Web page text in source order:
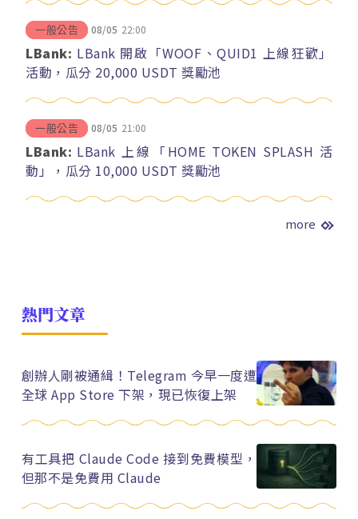
一般公告 08/05 22:00
LBank: LBank 開啟「WOOF、QUID1 上線狂歡」
活動，瓜分 20,000 USDT 獎勵池
一般公告 08/05 21:00
LBank: LBank 上線「HOME TOKEN SPLASH 活
動」，瓜分 10,000 USDT 獎勵池
more
熱門文章
創辦人剛被通緝！Telegram 今早一度遭
全球 App Store 下架，現已恢復上架
有工具把 Claude Code 接到免費模型，
但那不是免費用 Claude